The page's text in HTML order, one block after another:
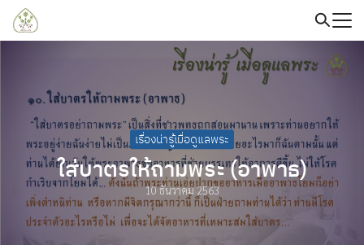
Skip
เรื่องน่ารู้เมื่อดูแลพระ
ใส่บาตรให้ถามพระ (อาพาธ)
10 ธันวาคม 2563